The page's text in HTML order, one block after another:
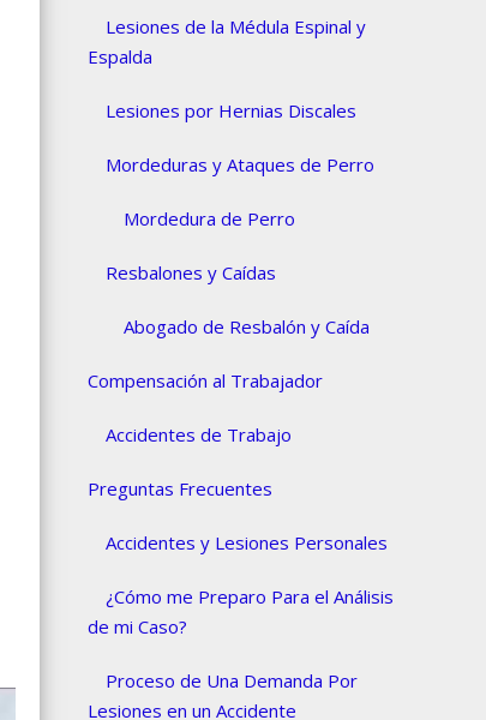
Lesiones de la Médula Espinal y
Espalda
Lesiones por Hernias Discales
Mordeduras y Ataques de Perro
Mordedura de Perro
Resbalones y Caídas
Abogado de Resbalón y Caída
Compensación al Trabajador
Accidentes de Trabajo
Preguntas Frecuentes
Accidentes y Lesiones Personales
¿Cómo me Preparo Para el Análisis
de mi Caso?
Proceso de Una Demanda Por
Lesiones en un Accidente